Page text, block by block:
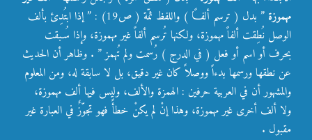
مهموزة
” بدل ( ترسم ألفـاً ) واللفظ ثمّة ( ص19) : ” إذا ابتُدِئ بألف
الوصل نُطِقت ألفاً مهموزة، ولكنها تُرسم ألفاً غير مهموزة، وإذا سُـبقت
بحرف أو اسم أو فعل ( في الدرج ) رُسمت ولم تُهمز ” . وظاهر أن الحديث
عن نطقها ورسمها بدءاً ووصلاً كان غير دقيق، بل لا سابقة له، ومن المعلوم
والمشهور أن في العربية حرفين : الهمزة والألف، وليس فيها ألف مهموزة،
ولا ألف أخرى غير مهموزة، وهذا إنْ لم يكنْ خطأً فهو تجوّزٌ في العبارة غير
مقبول .